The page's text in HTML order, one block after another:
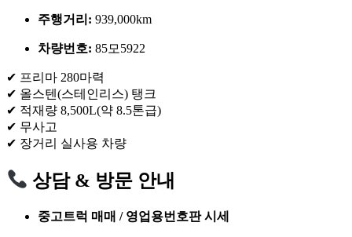
주행거리: 939,000km
차량번호: 85모5922
✔ 프리마 280마력
✔ 올스텐(스테인리스) 탱크
✔ 적재량 8,500L(약 8.5톤급)
✔ 무사고
✔ 장거리 실사용 차량
상담 & 방문 안내
중고트럭 매매 / 영업용번호판 시세